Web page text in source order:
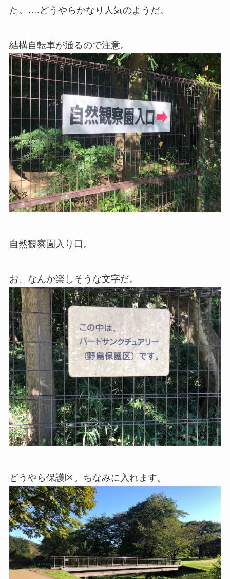
た。….どうやらかなり人気のようだ。
結構自転車が通るので注意。
自然観察園入り口。
お、なんか楽しそうな文字だ。
どうやら保護区。ちなみに入れます。